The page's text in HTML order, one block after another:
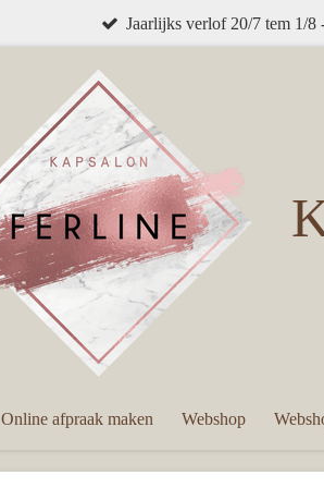
Jaarlijks verlof 20/7 tem 1/8
Online afpraak maken Webshop